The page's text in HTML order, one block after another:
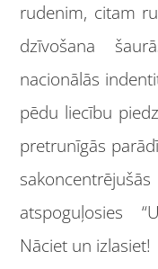
rudenim, citam
dzīvošana
nacionālās
pēdu liecību
pretrunīgās
atspoguļosies
Nāciet un izlasiet!